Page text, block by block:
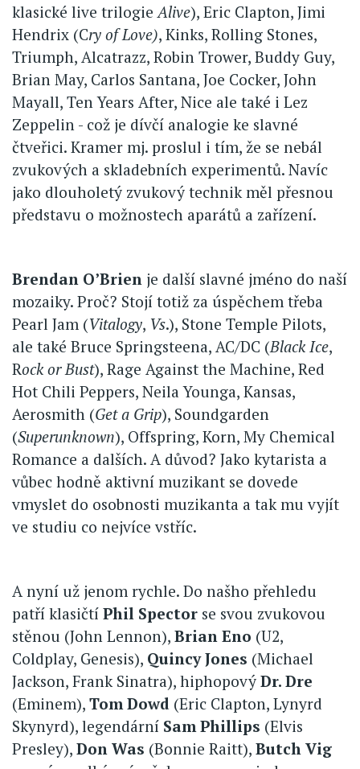
klasické live trilogie Alive), Eric Clapton, Jimi
Hendrix (Cry of Love), Kinks, Rolling Stones,
Triumph, Alcatrazz, Robin Trower, Buddy Guy,
Brian May, Carlos Santana, Joe Cocker, John
Mayall, Ten Years After, Nice ale také i Lez
Zeppelin - což je dívčí analogie ke slavné
čtveřici. Kramer mj. proslul i tím, že se nebál
zvukových a skladebních experimentů. Navíc
jako dlouholetý zvukový technik měl přesnou
představu o možnostech aparátů a zařízení.
Brendan O’Brien je další slavné jméno do naší
mozaiky. Proč? Stojí totiž za úspěchem třeba
Pearl Jam (Vitalogy, Vs.), Stone Temple Pilots,
ale také Bruce Springsteena, AC/DC (Black Ice,
Rock or Bust), Rage Against the Machine, Red
Hot Chili Peppers, Neila Younga, Kansas,
Aerosmith (Get a Grip), Soundgarden
(Superunknown), Offspring, Korn, My Chemical
Romance a dalších. A důvod? Jako kytarista a
vůbec hodně aktivní muzikant se dovede
vmyslet do osobnosti muzikanta a tak mu vyjít
ve studiu co nejvíce vstříc.
A nyní už jenom rychle. Do našho přehledu
patří klasičtí Phil Spector se svou zvukovou
stěnou (John Lennon), Brian Eno (U2,
Coldplay, Genesis), Quincy Jones (Michael
Jackson, Frank Sinatra), hiphopový Dr. Dre
(Eminem), Tom Dowd (Eric Clapton, Lynyrd
Skynyrd), legendární Sam Phillips (Elvis
Presley), Don Was (Bonnie Raitt), Butch Vig